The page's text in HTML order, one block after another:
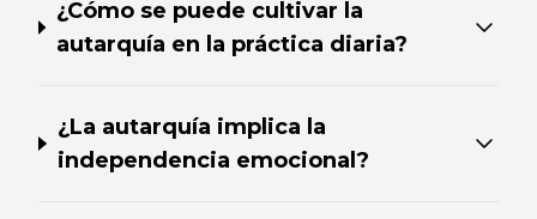
¿Cómo se puede cultivar la
autarquía en la práctica diaria?
¿La autarquía implica la
independencia emocional?